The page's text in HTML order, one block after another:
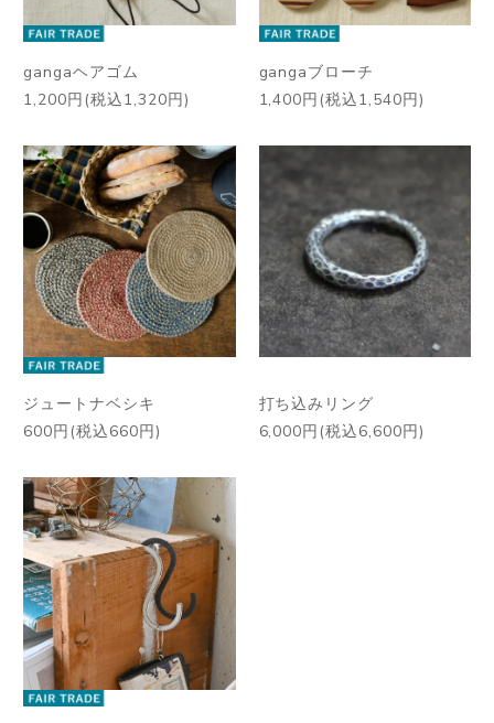
gangaヘアゴム
1,200円(税込1,320円)
gangaブローチ
1,400円(税込1,540円)
ジュートナベシキ
600円(税込660円)
打ち込みリング
6,000円(税込6,600円)